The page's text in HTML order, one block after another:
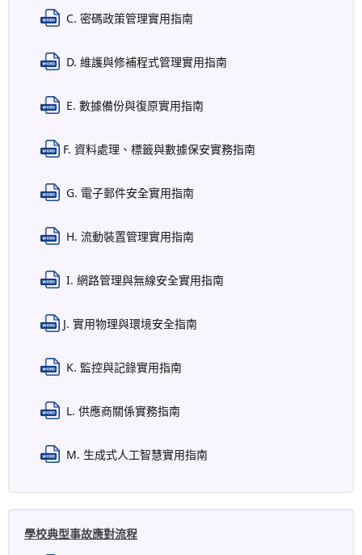
C. 密碼政策管理實用指南
D. 維護與修補程式管理實用指南
E. 數據備份與復原實用指南
F. 資料處理、標籤與數據保安實務指南
G. 電子郵件安全實用指南
H. 流動裝置管理實用指南
I. 網路管理與無線安全實用指南
J. 實用物理與環境安全指南
K. 監控與記錄實用指南
L. 供應商關係實務指南
M. 生成式人工智慧實用指南
學校典型事故應對流程